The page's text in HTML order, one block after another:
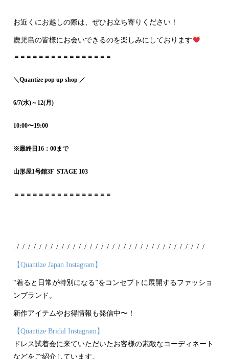
お近くにお越しの際は、ぜひお立ち寄りください！
鹿児島の皆様にお会いできるのを楽しみにしております
＝＝＝＝＝＝＝＝＝＝＝＝＝＝＝＝
＼Quantize pop up shop ／
6/7(水)～12(月)
10:00〜19:00
※最終日16：00まで
山形屋1号館3F STAGE 103
＝＝＝＝＝＝＝＝＝＝＝＝＝＝＝＝
_/_/_/_/_/_/_/_/_/_/_/_/_/_/_/_/_/_/_/_/_/_/_/_/_/_/_/_/_/_/_/_/_/_/
【Quantize Japan Instagram】
“着ると日常が特別になる”をコンセプトに展開するファッショ
ンブランド。
新作アイテムやお得情報も発信中〜！
【Quantize Bridal Instagram】
ドレス試着会に来ていただいたお客様の素敵なコーディネート
などをご紹介しています。